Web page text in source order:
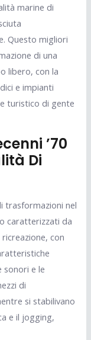
marine di
Questo migliori
di una
libero, con la
e impianti
turistico di gente
’70
Di
trasformazioni nel
caratterizzati da
con
sonori e le
di
si stabilivano
e il jogging,